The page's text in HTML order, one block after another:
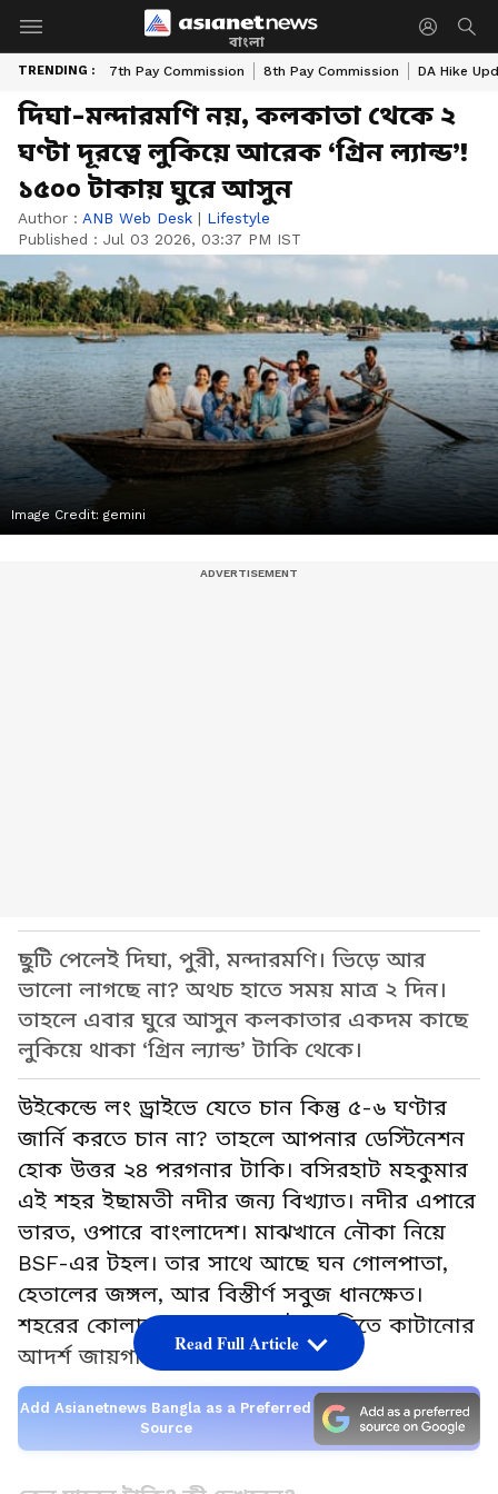
বাংলা
TRENDING : 7th Pay Commission 8th Pay Commission DA Hike
দিঘা-মন্দারমণি নয়, কলকাতা থেকে ২
ঘণ্টা দূরত্বে লুকিয়ে আরেক ‘গ্রিন ল্যান্ড’!
১৫০০ টাকায় ঘুরে আসুন
Author : ANB Web Desk | Lifestyle
Published : Jul 03 2026, 03:37 PM IST
Image Credit: gemini
ছুটি পেলেই দিঘা, পুরী, মন্দারমণি। ভিড়ে আর
ভালো লাগছে না? অথচ হাতে সময় মাত্র ২ দিন।
তাহলে এবার ঘুরে আসুন কলকাতার একদম কাছে
লুকিয়ে থাকা ‘গ্রিন ল্যান্ড’ টাকি থেকে।
উইকেন্ডে লং ড্রাইভে যেতে চান কিন্তু ৫-৬ ঘণ্টার
জার্নি করতে চান না? তাহলে আপনার ডেস্টিনেশন
হোক উত্তর ২৪ পরগনার টাকি। বসিরহাট মহকুমার
এই শহর ইছামতী নদীর জন্য বিখ্যাত। নদীর এপারে
ভারত, ওপারে বাংলাদেশ। মাঝখানে নৌকা নিয়ে
BSF-এর টহল। তার সাথে আছে ঘন গোলপাতা,
হেতালের জঙ্গল, আর বিস্তীর্ণ সবুজ ধানক্ষেত।
শহরের কোলাহল ছেড়ে ২৪ ঘণ্টা শান্তিতে কাটানোর
আদর্শ জায়গা।
Add Asianetnews Bangla as a Preferred
Source
Read Full Article